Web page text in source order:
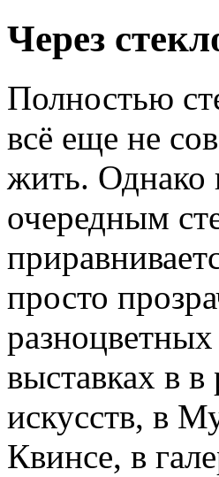
Через
Полностью
всё еще не
жить. Однако
очередным
просто
выставках в
искусств, в
Квинсе, в